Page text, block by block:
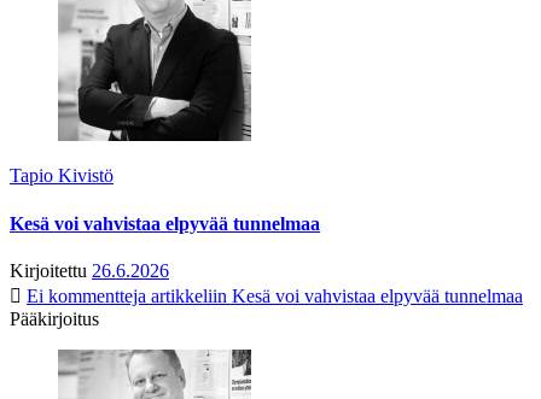
Tapio Kivistö
Kesä voi vahvistaa elpyvää tunnelmaa
Kirjoitettu 26.6.2026
Ei kommentteja artikkeliin Kesä voi vahvistaa elpyvää tunnelmaa
Pääkirjoitus